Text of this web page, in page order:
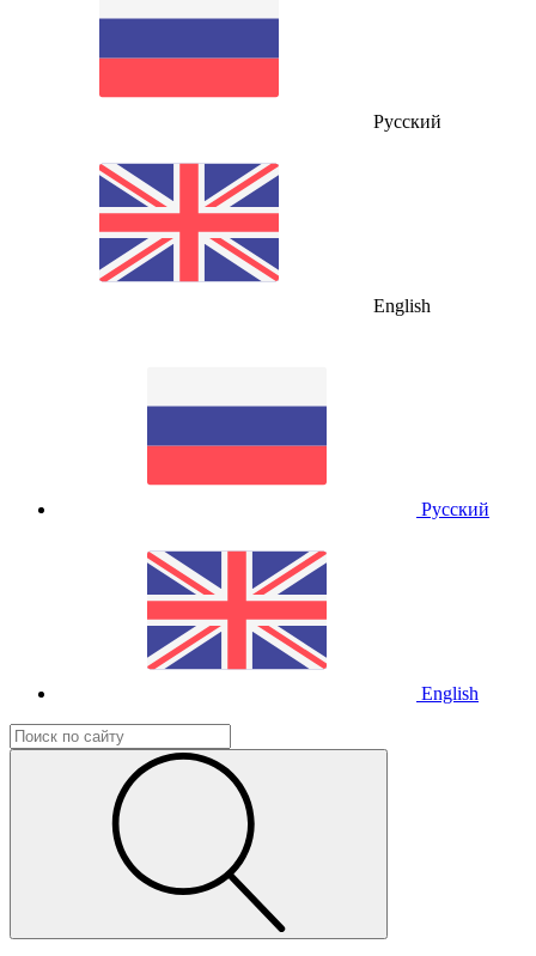
Русский
English
Русский
English